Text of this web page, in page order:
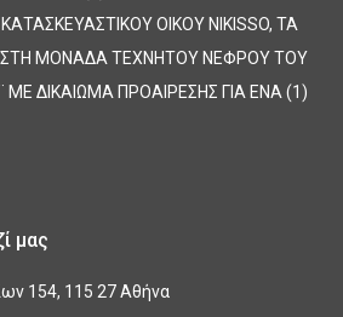
ΟΙΚΟΥ NIKISSO, ΤΑ
ΣΤΗ ΜΟΝΑΔΑ ΤΕΧΝΗΤΟΥ ΝΕΦΡΟΥ ΤΟΥ
ΜΕ ΔΙΚΑΙΩΜΑ ΠΡΟΑΙΡΕΣΗΣ ΓΙΑ ΕΝΑ (1)
μας
154, 115 27 Αθήνα